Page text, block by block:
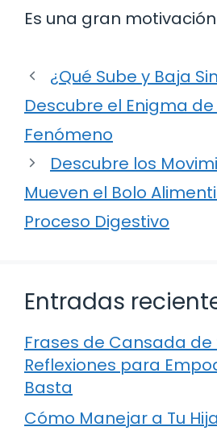
Es una gran
¿Qué Sube y Baja
Descubre el Enigma de
Fenómeno
Descubre los
Mueven el Bolo
Proceso Digestivo
Entradas
Frases de Cansada de
Reflexiones para
Basta
Cómo Manejar a Tu